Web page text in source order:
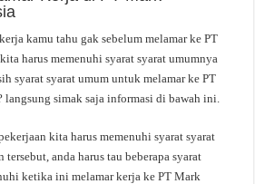
kamu tahu gak sebelum melamar ke PT
harus memenuhi syarat syarat umumnya
syarat syarat umum untuk melamar ke PT
simak saja informasi di bawah ini.
kita harus memenuhi syarat syarat
tersebut, anda harus tau beberapa syarat
ketika ini melamar kerja ke PT Mark